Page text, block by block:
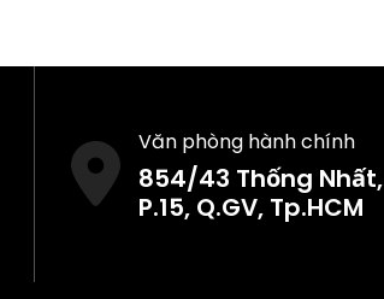
Văn phòng hành chính
854/43 Thống Nhất,
P.15, Q.GV, Tp.HCM